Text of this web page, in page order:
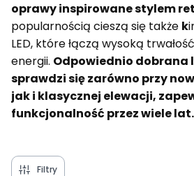
oprawy inspirowane stylem
popularnością cieszą się także k
LED, które łączą wysoką
energii. Odpowiednio dobrana
sprawdzi się zarówno przy
jak i klasycznej elewacji,
funkcjonalność przez wiele lat.
Filtry